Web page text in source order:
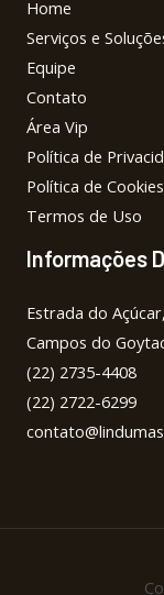
Home
Serviços e
Equipe
Contato
Área Vip
Política de
Política de Cookies
Termos de Uso
Informações
Estrada do
Campos do
(22) 2735-4408
(22) 2722-6299